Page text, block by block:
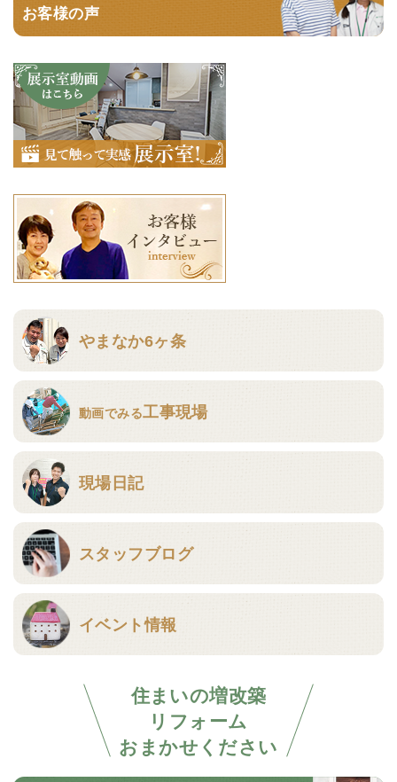
お客様の声
やまなか6ヶ条
動画でみる工事現場
現場日記
スタッフブログ
イベント情報
住まいの増改築
リフォーム
おまかせください